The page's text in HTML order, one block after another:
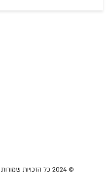
© 2024 כל הזכויות שמורות למטאל פיניש